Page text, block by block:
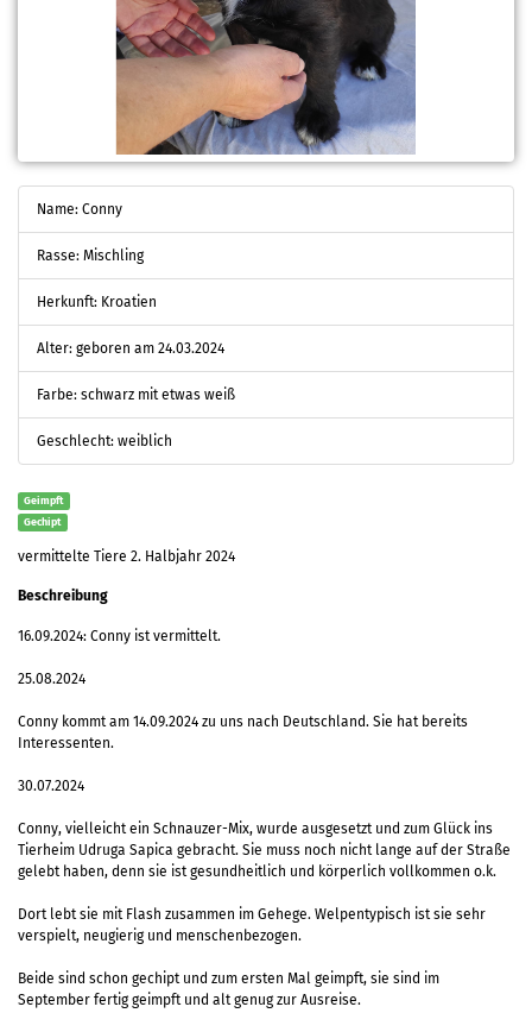
Name: Conny
Rasse: Mischling
Herkunft: Kroatien
Alter: geboren am 24.03.2024
Farbe: schwarz mit etwas weiß
Geschlecht: weiblich
Geimpft
Gechipt
vermittelte Tiere 2. Halbjahr 2024
Beschreibung
16.09.2024: Conny ist vermittelt.
25.08.2024
Conny kommt am 14.09.2024 zu uns nach Deutschland. Sie hat bereits
Interessenten.
30.07.2024
Conny, vielleicht ein Schnauzer-Mix, wurde ausgesetzt und zum Glück ins
Tierheim Udruga Sapica gebracht. Sie muss noch nicht lange auf der Straße
gelebt haben, denn sie ist gesundheitlich und körperlich vollkommen o.k.
Dort lebt sie mit Flash zusammen im Gehege. Welpentypisch ist sie sehr
verspielt, neugierig und menschenbezogen.
Beide sind schon gechipt und zum ersten Mal geimpft, sie sind im
September fertig geimpft und alt genug zur Ausreise.